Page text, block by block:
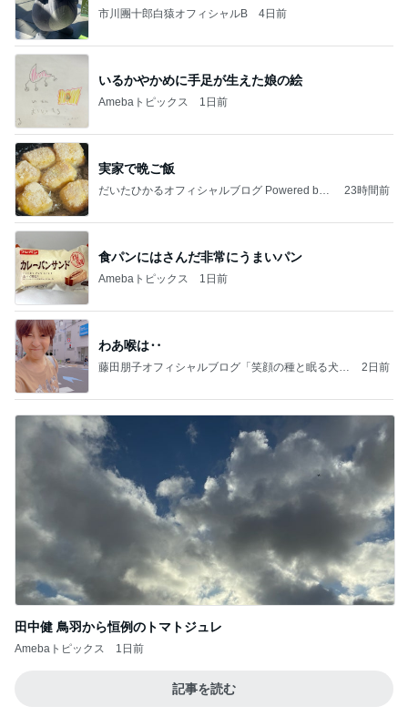
市川團十郎白猿オフィシャルB 4日前
いるかやかめに手足が生えた娘の絵
Amebaトピックス 1日前
実家で晩ご飯
だいたひかるオフィシャルブログ Powered by
23時間前
食パンにはさんだ非常にうまいパン
Amebaトピックス 1日前
わあ喉は‥
藤田朋子オフィシャルブログ「笑顔の種と眠る犬」
2日前
田中健 鳥羽から恒例のトマトジュレ
Amebaトピックス 1日前
記事を読む